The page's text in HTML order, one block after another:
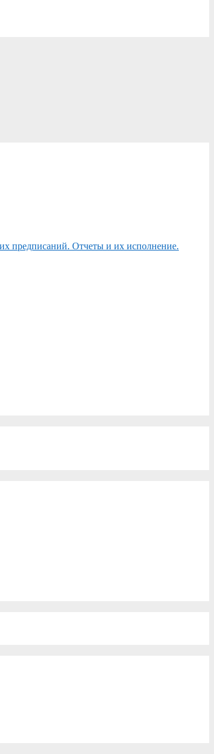
предписаний. Отчеты и их исполнение.